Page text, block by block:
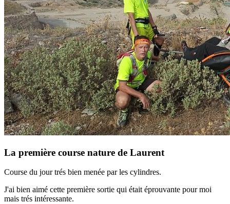
La première course nature de Laurent
Course du jour trés bien menée par les cylindres.
J'ai bien aimé cette première sortie qui était éprouvante pour moi
mais trés intéressante.